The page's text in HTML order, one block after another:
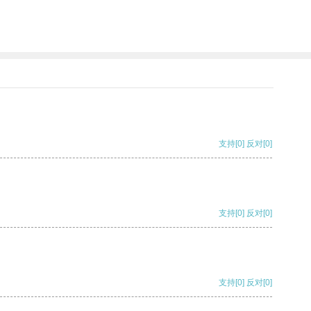
支持[0] 反对[0]
支持[0] 反对[0]
支持[0] 反对[0]